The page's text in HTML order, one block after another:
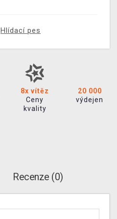
Hlídací pes
8x vítěz
Ceny
kvality
20 000
výdejen
Recenze (0)